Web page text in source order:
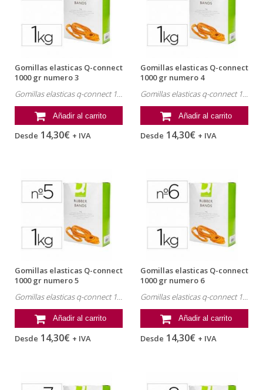
Gomillas elasticas Q-connect
1000 gr numero 3
Gomillas elasticas q-connect 1000 gr numero 3. Referencia: KF14680.
Añadir al carrito
Desde 14,30€ + IVA
Gomillas elasticas Q-connect
1000 gr numero 4
Gomillas elasticas q-connect 1000 gr numero 4. Referencia: KF14681.
Añadir al carrito
Desde 14,30€ + IVA
Gomillas elasticas Q-connect
1000 gr numero 5
Añadir al carrito
Desde 14,30€ + IVA
Gomillas elasticas Q-connect
1000 gr numero 6
Añadir al carrito
Desde 14,30€ + IVA